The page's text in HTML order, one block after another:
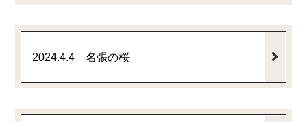
2024.4.4 名張の桜